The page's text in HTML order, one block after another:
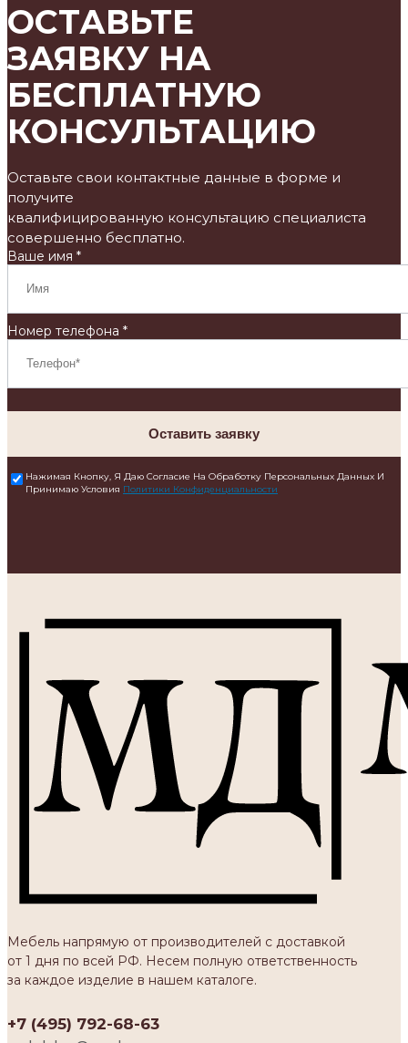
ОСТАВЬТЕ
ЗАЯВКУ НА
БЕСПЛАТНУЮ
КОНСУЛЬТАЦИЮ
Оставьте свои контактные данные в форме и
получите
квалифицированную консультацию специалиста
совершенно бесплатно.
Ваше имя *
Номер телефона *
Оставить заявку
Нажимая Кнопку, Я Даю Согласие На Обработку Персональных Данных И
Принимаю Условия Политики Конфиденциальности
Мебель напрямую от производителей с доставкой
от 1 дня по всей РФ. Несем полную ответственность
за каждое изделие в нашем каталоге.
+7 (495) 792-68-63